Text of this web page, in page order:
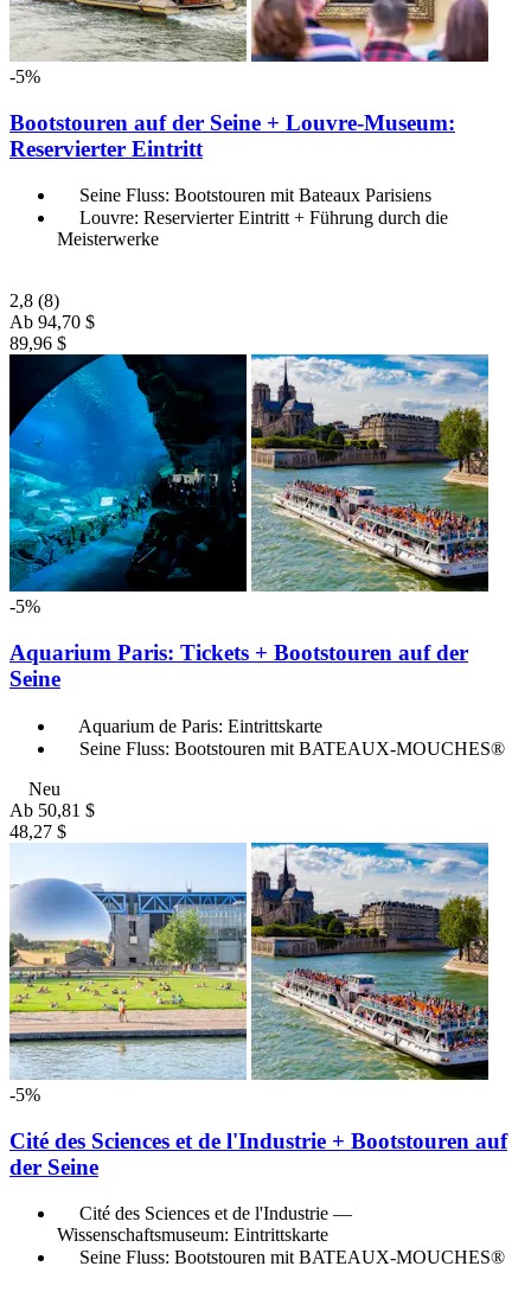
-5%
Bootstouren auf der Seine + Louvre-Museum:
Reservierter Eintritt
Seine Fluss: Bootstouren mit Bateaux Parisiens
Louvre: Reservierter Eintritt + Führung durch die
Meisterwerke
2,8 (8)
Ab 94,70 $
89,96 $
-5%
Aquarium Paris: Tickets + Bootstouren auf der
Seine
Aquarium de Paris: Eintrittskarte
Seine Fluss: Bootstouren mit BATEAUX-MOUCHES®
Neu
Ab 50,81 $
48,27 $
-5%
Cité des Sciences et de l'Industrie + Bootstouren auf
der Seine
Cité des Sciences et de l'Industrie —
Wissenschaftsmuseum: Eintrittskarte
Seine Fluss: Bootstouren mit BATEAUX-MOUCHES®